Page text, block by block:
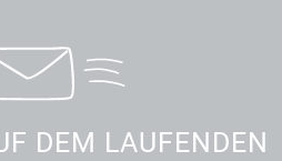
DEM LAUFENDEN